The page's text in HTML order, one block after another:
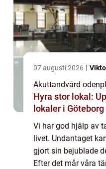
07 augusti 2026
Akuttandvård
Hyra stor lokal:
lokaler i Göteborg
Vi har god hjälp av
livet. Undantaget
gjort sin bejublade
Efter det mår våra